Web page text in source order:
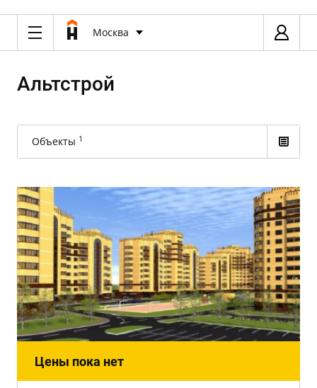
Москва
Альтстрой
Объекты 1
Цены пока нет